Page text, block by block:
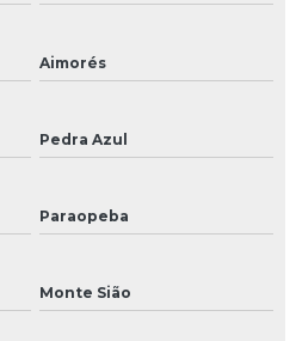
Aimorés
Pedra Azul
Paraopeba
Monte Sião